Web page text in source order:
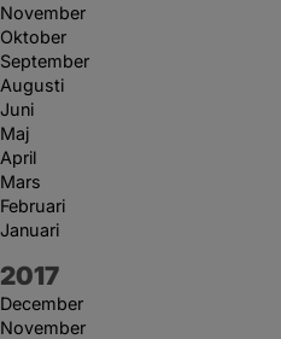
November
Oktober
September
Augusti
Juni
Maj
April
Mars
Februari
Januari
År:
2017
December
November